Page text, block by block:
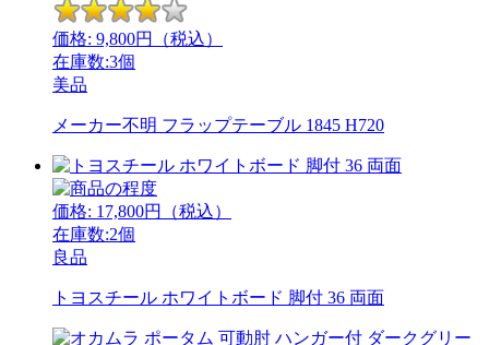
価格: 9,800円（税込）
在庫数:3個
美品
メーカー不明 フラップテーブル 1845 H720
価格: 17,800円（税込）
在庫数:2個
良品
トヨスチール ホワイトボード 脚付 36 両面